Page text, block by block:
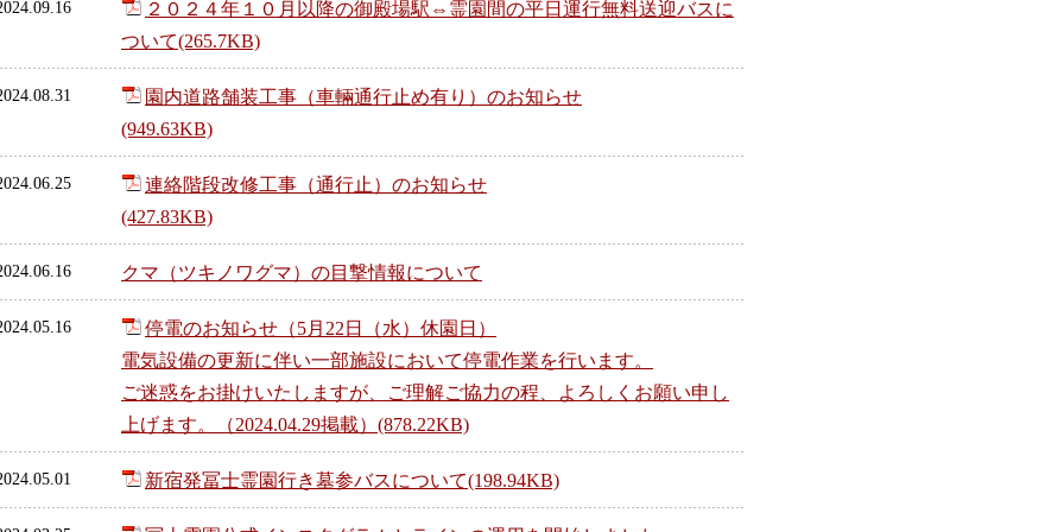
２０２４年１０月以降の御殿場駅⇔霊園間の平日運行無料送迎バスに
ついて(265.7KB)
園内道路舗装工事（車輛通行止め有り）のお知らせ
(949.63KB)
連絡階段改修工事（通行止）のお知らせ
(427.83KB)
クマ（ツキノワグマ）の目撃情報について
停電のお知らせ（5月22日（水）休園日）
電気設備の更新に伴い一部施設において停電作業を行います。
ご迷惑をお掛けいたしますが、ご理解ご協力の程、よろしくお願い申し
上げます。（2024.04.29掲載）(878.22KB)
新宿発冨士霊園行き墓参バスについて(198.94KB)